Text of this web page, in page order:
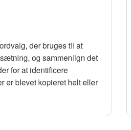
der bruges til at
og sammenlign det
for at identificere
er blevet kopieret helt eller